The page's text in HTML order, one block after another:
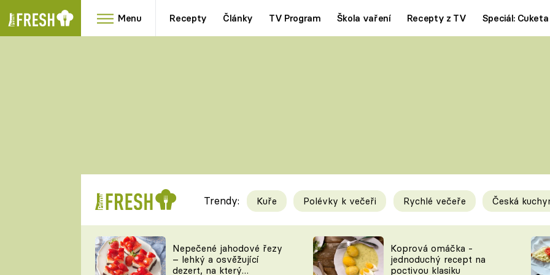
Menu Recepty Články TV Program Škola vaření Recepty z TV Speciál: Cuketa
RYCHLOVKY
Videorecepty
TEĎ VAŘÍ ŠÉF!
Tipy a triky
KAM ZA JÍDLEM
Trendy: Kuře Polévky k večeři Rychlé večeře Česká
Nepečené jahodové řezy
– lehký a osvěžující
dezert, na který
Koprová omáčka -
jednoduchý recept na
poctivou klasiku